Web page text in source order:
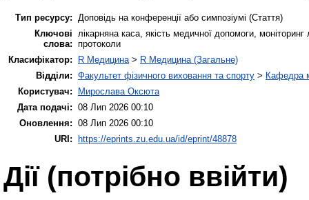
Тип ресурсу:
Доповідь на конференції або симпозіумі (Стаття)
Ключові
слова:
лікарняна каса, якість медичної допомоги,
протоколи
Класифікатор:
R Медицина > R Медицина (Загальне)
Відділи: Факультет фізичного виховання та спорту > Кафедра
Користувач:
Мирослава Оксюта
Дата подачі: 08 Лип 2026 00:10
Оновлення: 08 Лип 2026 00:10
URI: https://eprints.zu.edu.ua/id/eprint/48878
Дії ​​(потрібно ввійти)